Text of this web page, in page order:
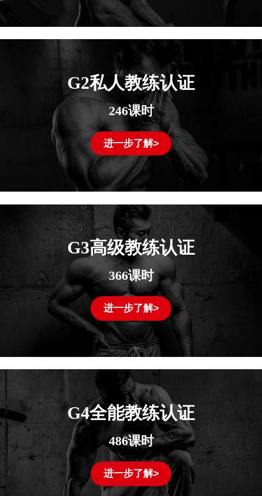
G2私人教练认证
246课时
进一步了解>
G3高级教练认证
366课时
进一步了解>
G4全能教练认证
486课时
进一步了解>